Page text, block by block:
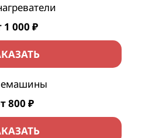
1 000 ₽
800 ₽